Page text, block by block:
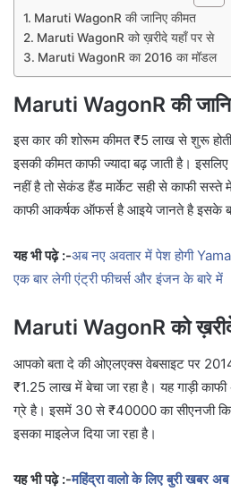
Maruti WagonR की जानिए कीमत
Maruti WagonR को ख़रीदे यहाँ पर से
Maruti WagonR का 2016 का मॉडल
Maruti WagonR की
इस कार की शोरूम कीमत ₹5 लाख से शुरू
इसकी कीमत काफी ज्यादा बढ़ जाती है।
नहीं है तो सेकंड हैंड मार्केट सही से काफी
काफी आकर्षक ऑफर्स है आइये जानते है इसके
यह भी पढ़े :-अब नए अवतार में पेश होगी
एक बार लेगी एंट्री फीचर्स और इंजन के बारे में
Maruti WagonR को
आपको बता दे की ओएलएक्स वेबसाइट पर
₹1.25 लाख में बेचा जा रहा है। यह गाड़ी
ग्रे है। इसमें 30 से ₹40000 का सीएनजी
इसका माइलेज दिया जा रहा है।
यह भी पढ़े :-महिंद्रा वालो के लिए बुरी खबर